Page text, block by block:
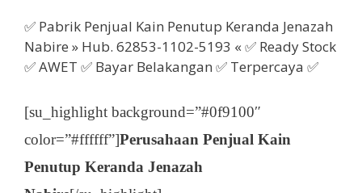
✅ Pabrik Penjual Kain Penutup Keranda Jenazah
Nabire » Hub. 62853-1102-5193 « ✅ Ready Stock
✅ AWET ✅ Bayar Belakangan ✅ Terpercaya ✅
[su_highlight background=”#0f9100″
color=”#ffffff”]Perusahaan Penjual Kain
Penutup Keranda Jenazah